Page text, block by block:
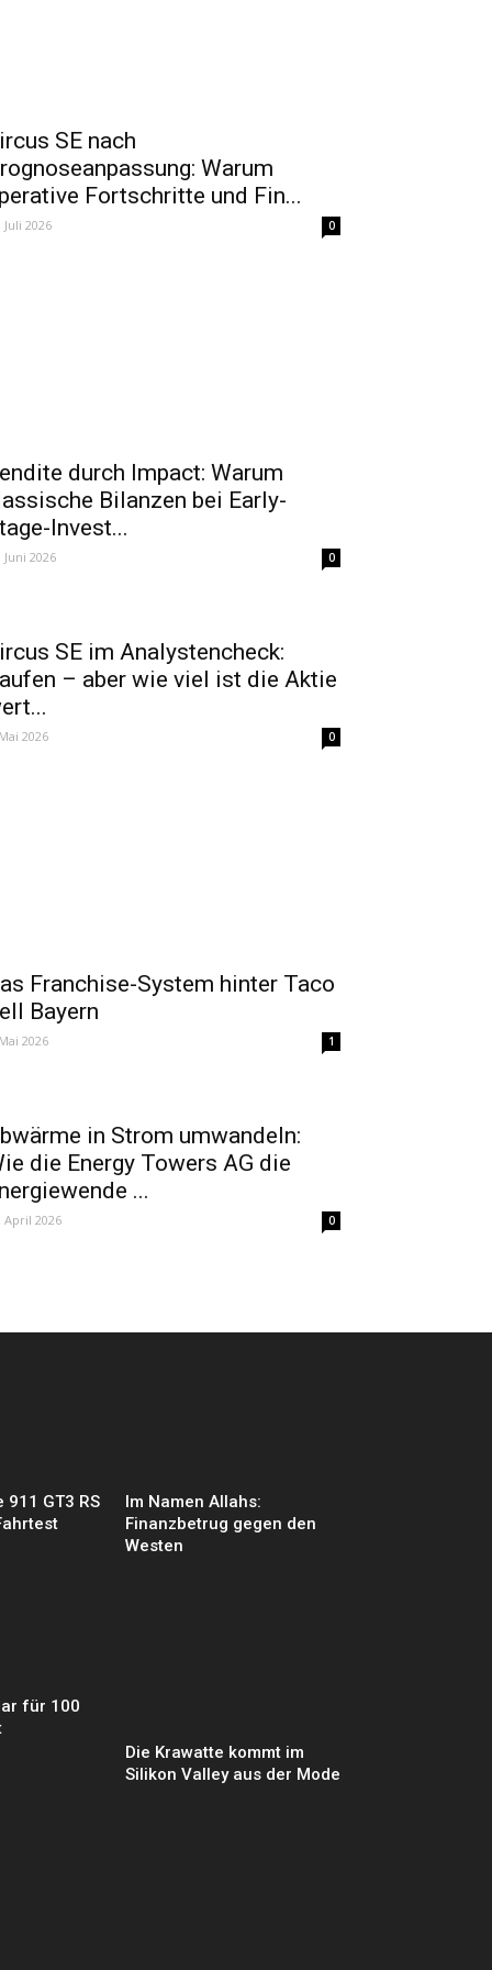
SE nach
Warum
Fortschritte und Fin...
Juli 2026 0
durch Impact: Warum
Bilanzen bei Early-
Invest...
Juni 2026 0
SE im Analystencheck:
– aber wie viel ist die Aktie
2026 0
Franchise-System hinter Taco
Bayern
2026 1
in Strom umwandeln:
die Energy Towers AG die
...
April 2026 0
911 GT3 RS
Im Namen Allahs:
Finanzbetrug gegen den
Westen
für 100
Die Krawatte kommt im
Silikon Valley aus der Mode